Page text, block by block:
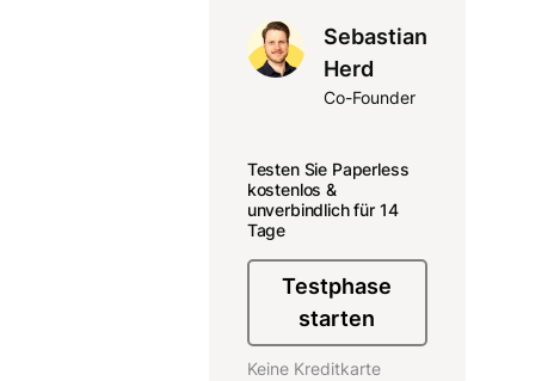
Sebastian
Herd
Co-Founder
Testen Sie Paperless
kostenlos &
unverbindlich für 14
Tage
Testphase
starten
Keine Kreditkarte